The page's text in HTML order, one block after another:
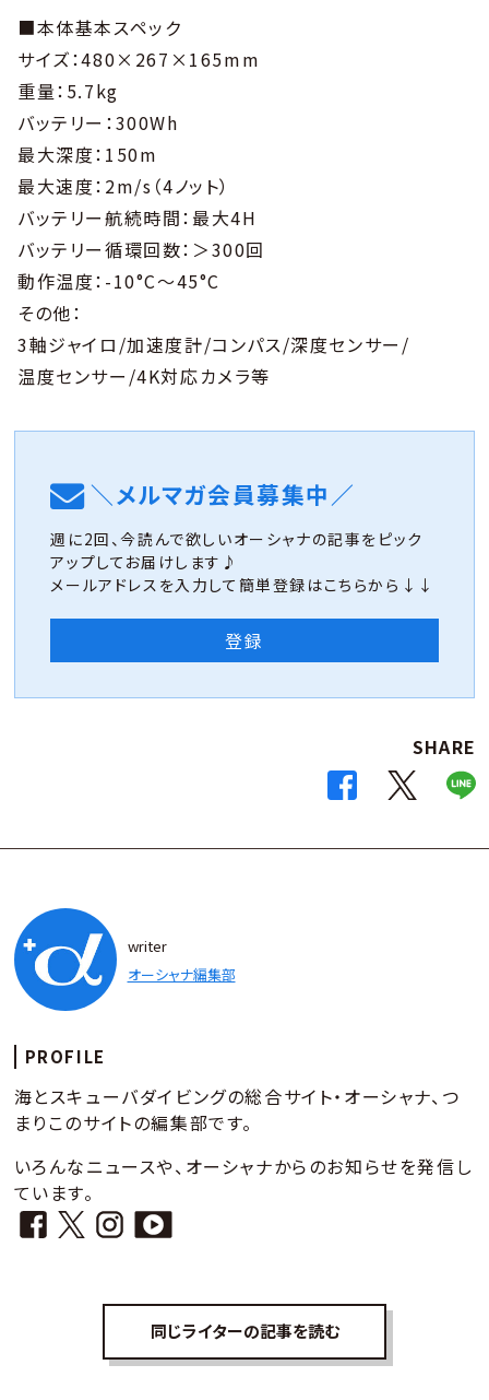
■本体基本スペック
サイズ：480×267×165mm
重量：5.7kg
バッテリー：300Wh
最大深度：150m
最大速度：2m/s（4ノット）
バッテリー航続時間：最大4H
バッテリー循環回数：＞300回
動作温度：-10°C〜45°C
その他：
3軸ジャイロ/加速度計/コンパス/深度センサー/
温度センサー/4K対応カメラ等
＼メルマガ会員募集中／
週に2回、今読んで欲しいオーシャナの記事をピック
アップしてお届けします♪
メールアドレスを入力して簡単登録はこちらから↓↓
登録
SHARE
writer
オーシャナ編集部
PROFILE
海とスキューバダイビングの総合サイト・オーシャナ、つ
まりこのサイトの編集部です。
いろんなニュースや、オーシャナからのお知らせを発信し
ています。
同じライターの記事を読む